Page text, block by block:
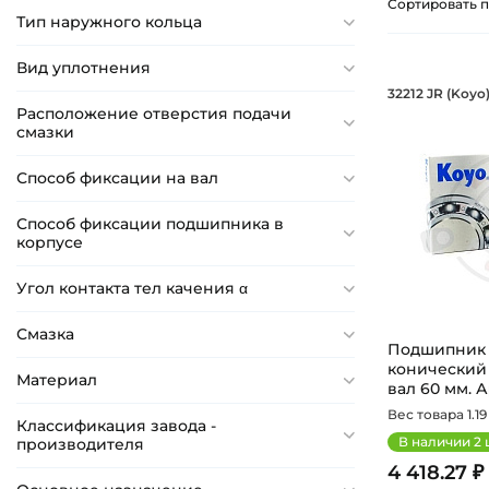
15 мм
16,637 мм
16,764 мм
18 мм
18,288 мм
18,29 мм
19,05 мм
Тип наружного кольца
Вид уплотнения
Расположение отверстия подачи
смазки
Способ фиксации на вал
Способ фиксации подшипника в
корпусе
Угол контакта тел качения α
Смазка
Материал
Классификация завода -
производителя
Сортировать
32212 JR (Koyo)
Подшипник
вал 60 мм.
Вес товара 1.19
В наличии 2
4 418.27 ₽